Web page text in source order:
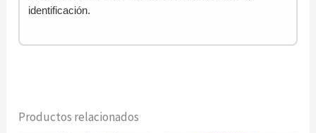
identificación.
Productos relacionados